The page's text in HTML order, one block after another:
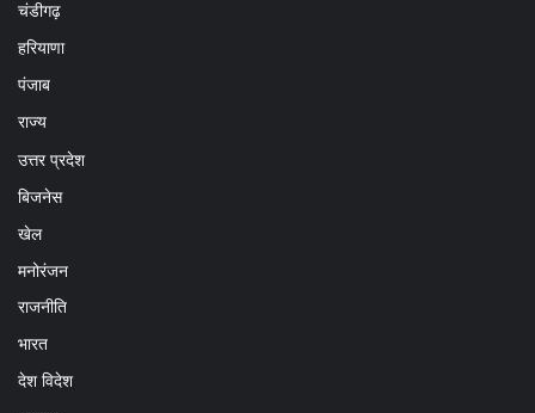
चंडीगढ़
हरियाणा
पंजाब
राज्य
उत्तर प्रदेश
बिजनेस
खेल
मनोरंजन
राजनीति
भारत
देश विदेश